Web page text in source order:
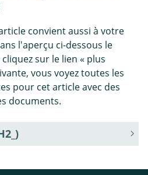
convient aussi à votre
l'aperçu ci-dessous le
sur le lien « plus
vous voyez toutes les
pour cet article avec des
documents.